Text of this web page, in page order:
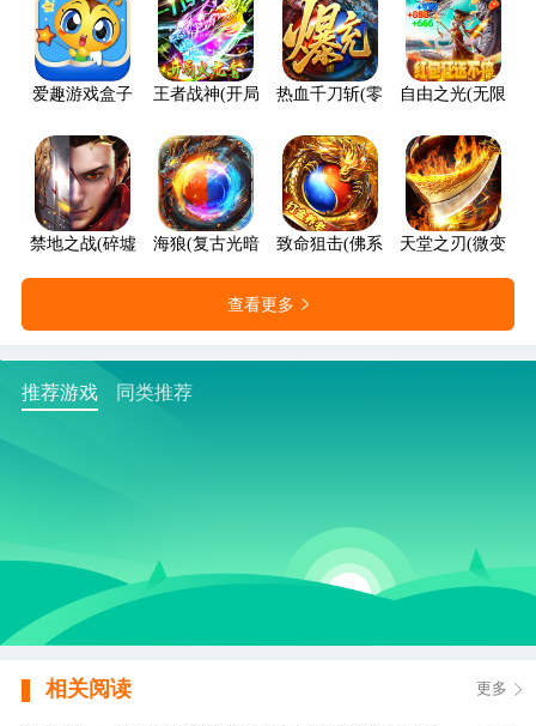
爱趣游戏盒子 王者战神(开局火龙套)热血千刀斩(零氪送赞爆充)
自由之光(无限红
禁地之战(碎墟诸天沉默)海狼(复古光暗福利版)致命狙击(佛系打金养老传奇)
天堂之刃(微变攻
查看更多
推荐游戏 同类推荐
相关阅读 更多